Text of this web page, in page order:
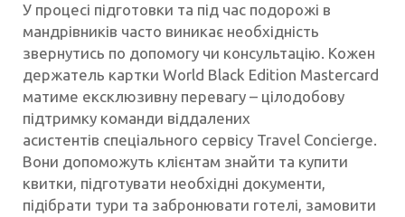
У процесі підготовки та під час подорожі в
мандрівників часто виникає необхідність
звернутись по допомогу чи консультацію. Кожен
держатель картки World Black Edition Mastercard
матиме ексклюзивну перевагу – цілодобову
підтримку команди віддалених
асистентів спеціального сервісу Travel Concierge.
Вони допоможуть клієнтам знайти та купити
квитки, підготувати необхідні документи,
підібрати тури та забронювати готелі, замовити